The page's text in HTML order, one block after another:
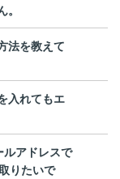
法を教えて
入れてもエ
ルアドレスで
りたいで